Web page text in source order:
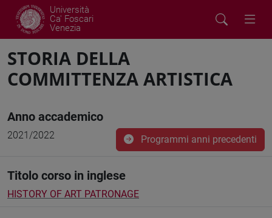
Università
Ca' Foscari
Venezia
STORIA DELLA
COMMITTENZA ARTISTICA
Anno accademico
2021/2022 Programmi anni precedenti
Titolo corso in inglese
HISTORY OF ART PATRONAGE